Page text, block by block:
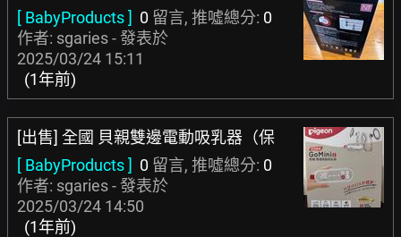
[ BabyProducts ] 0 留言, 推噓總分: 0
作者: sgaries - 發表於
2025/03/24 15:11
(1年前)
[出售] 全國 貝親雙邊電動吸乳器（保
[ BabyProducts ] 0 留言, 推噓總分: 0
作者: sgaries - 發表於
2025/03/24 14:50
(1年前)